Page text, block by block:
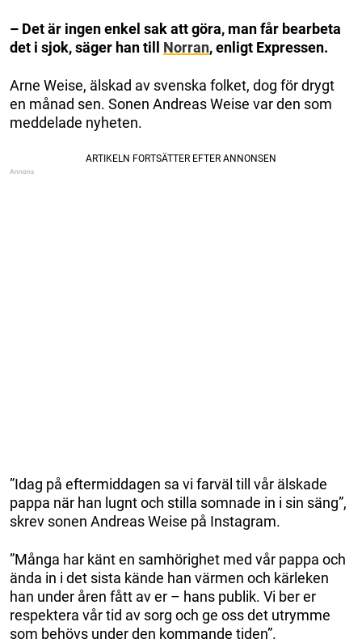
– Det är ingen enkel sak att göra, man får bearbeta
det i sjok, säger han till Norran, enligt Expressen.
Arne Weise, älskad av svenska folket, dog för drygt
en månad sen. Sonen Andreas Weise var den som
meddelade nyheten.
”Idag på eftermiddagen sa vi farväl till vår älskade
pappa när han lugnt och stilla somnade in i sin säng”,
skrev sonen Andreas Weise på Instagram.
”Många har känt en samhörighet med vår pappa och
ända in i det sista kände han värmen och kärleken
han under åren fått av er – hans publik. Vi ber er
respektera vår tid av sorg och ge oss det utrymme
som behövs under den kommande tiden”.